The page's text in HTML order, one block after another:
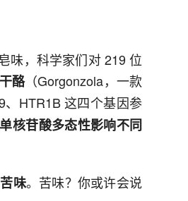
味，科学家们对 219 位
酪（Gorgonzola，一款
、HTR1B 这四个基因参
核苷酸多态性影响不同
味。苦味？你或许会说